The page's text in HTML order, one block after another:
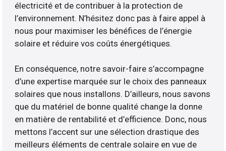
électricité et de contribuer à la protection de
l’environnement. N’hésitez donc pas à faire appel à
nous pour maximiser les bénéfices de l’énergie
solaire et réduire vos coûts énergétiques.
En conséquence, notre savoir-faire s’accompagne
d’une expertise marquée sur le choix des panneaux
solaires que nous installons. D’ailleurs, nous savons
que du matériel de bonne qualité change la donne
en matière de rentabilité et d’efficience. Donc, nous
mettons l’accent sur une sélection drastique des
meilleurs éléments de centrale solaire en vue de